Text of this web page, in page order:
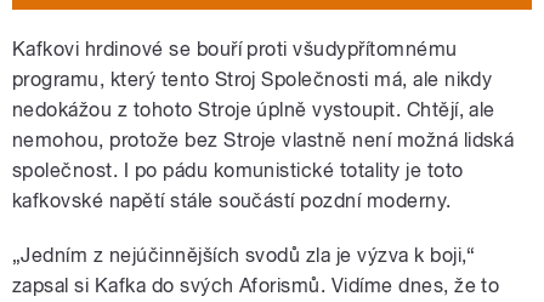
Kafkovi hrdinové se bouří proti všudypřítomnému
programu, který tento Stroj Společnosti má, ale nikdy
nedokážou z tohoto Stroje úplně vystoupit. Chtějí, ale
nemohou, protože bez Stroje vlastně není možná lidská
společnost. I po pádu komunistické totality je toto
kafkovské napětí stále součástí pozdní moderny.
„Jedním z nejúčinnějších svodů zla je výzva k boji,“
zapsal si Kafka do svých Aforismů. Vidíme dnes, že to